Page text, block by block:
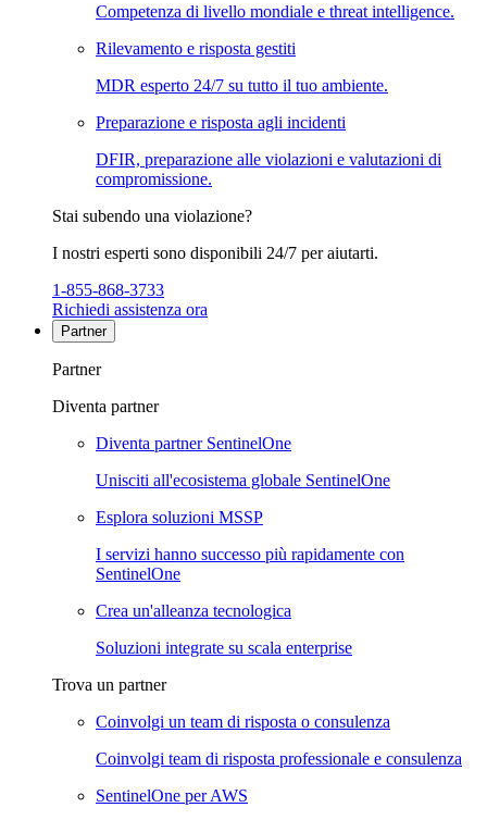
Competenza di livello mondiale e threat intelligence.
Rilevamento e risposta gestiti
MDR esperto 24/7 su tutto il tuo ambiente.
Preparazione e risposta agli incidenti
DFIR, preparazione alle violazioni e valutazioni di
compromissione.
Stai subendo una violazione?
I nostri esperti sono disponibili 24/7 per aiutarti.
1-855-868-3733
Richiedi assistenza ora
Partner
Partner
Diventa partner
Diventa partner SentinelOne
Unisciti all'ecosistema globale SentinelOne
Esplora soluzioni MSSP
I servizi hanno successo più rapidamente con
SentinelOne
Crea un'alleanza tecnologica
Soluzioni integrate su scala enterprise
Trova un partner
Coinvolgi un team di risposta o consulenza
Coinvolgi team di risposta professionale e consulenza
SentinelOne per AWS